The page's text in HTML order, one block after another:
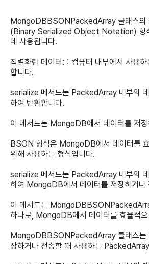
MongoDBBSONPackedArray 클래스의
(Binary Serialized Object Notation) 형
데 사용됩니다.
직렬화란 데이터를 컴퓨터 내부에서 사용
합니다.
serialize 메서드는 PackedArray 내부의
하여 반환합니다.
이 메서드는 MongoDB에서 데이터를 저
BSON 형식은 MongoDB에서 데이터를
위해 사용하는 형식입니다.
serialize 메서드는 PackedArray 내부의
하여 MongoDB에서 데이터를 저장하거나
이 메서드는
하나로, MongoDB에서 데이터를 효율적
MongoDBBSONPackedArray 클래스는
장하거나 전송할 때 사용하는